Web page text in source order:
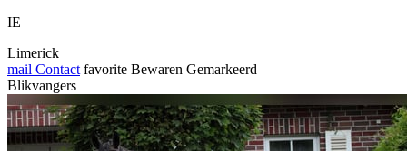
IE
Limerick
mail Contact favorite Bewaren Gemarkeerd
Blikvangers